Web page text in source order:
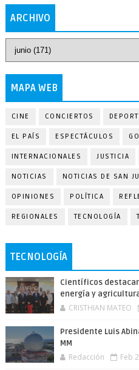
ARCHIVO
MAPA WEB
CINE CONCIERTOS
EL PAÍS ESPECTÁCULOS
INTERNACIONALES JUSTICIA
NOTICIAS NOTICIAS DE SAN
OPINIONES POLÍTICA
REGIONALES TECNOLOGÍA
TECNOLOGÍA
Científicos
energía y
CRISTHIAN MATEO
Presidente Luis
MM
Redacción Feb